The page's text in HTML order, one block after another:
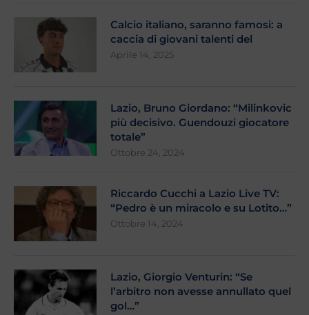
Calcio italiano, saranno famosi: a
caccia di giovani talenti del
Aprile 14, 2025
Lazio, Bruno Giordano: “Milinkovic
più decisivo. Guendouzi giocatore
totale”
Ottobre 24, 2024
Riccardo Cucchi a Lazio Live TV:
“Pedro è un miracolo e su Lotito…”
Ottobre 14, 2024
Lazio, Giorgio Venturin: “Se
l’arbitro non avesse annullato quel
gol…”